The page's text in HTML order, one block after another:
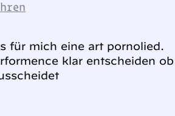
für mich eine art pornolied.
klar entscheiden